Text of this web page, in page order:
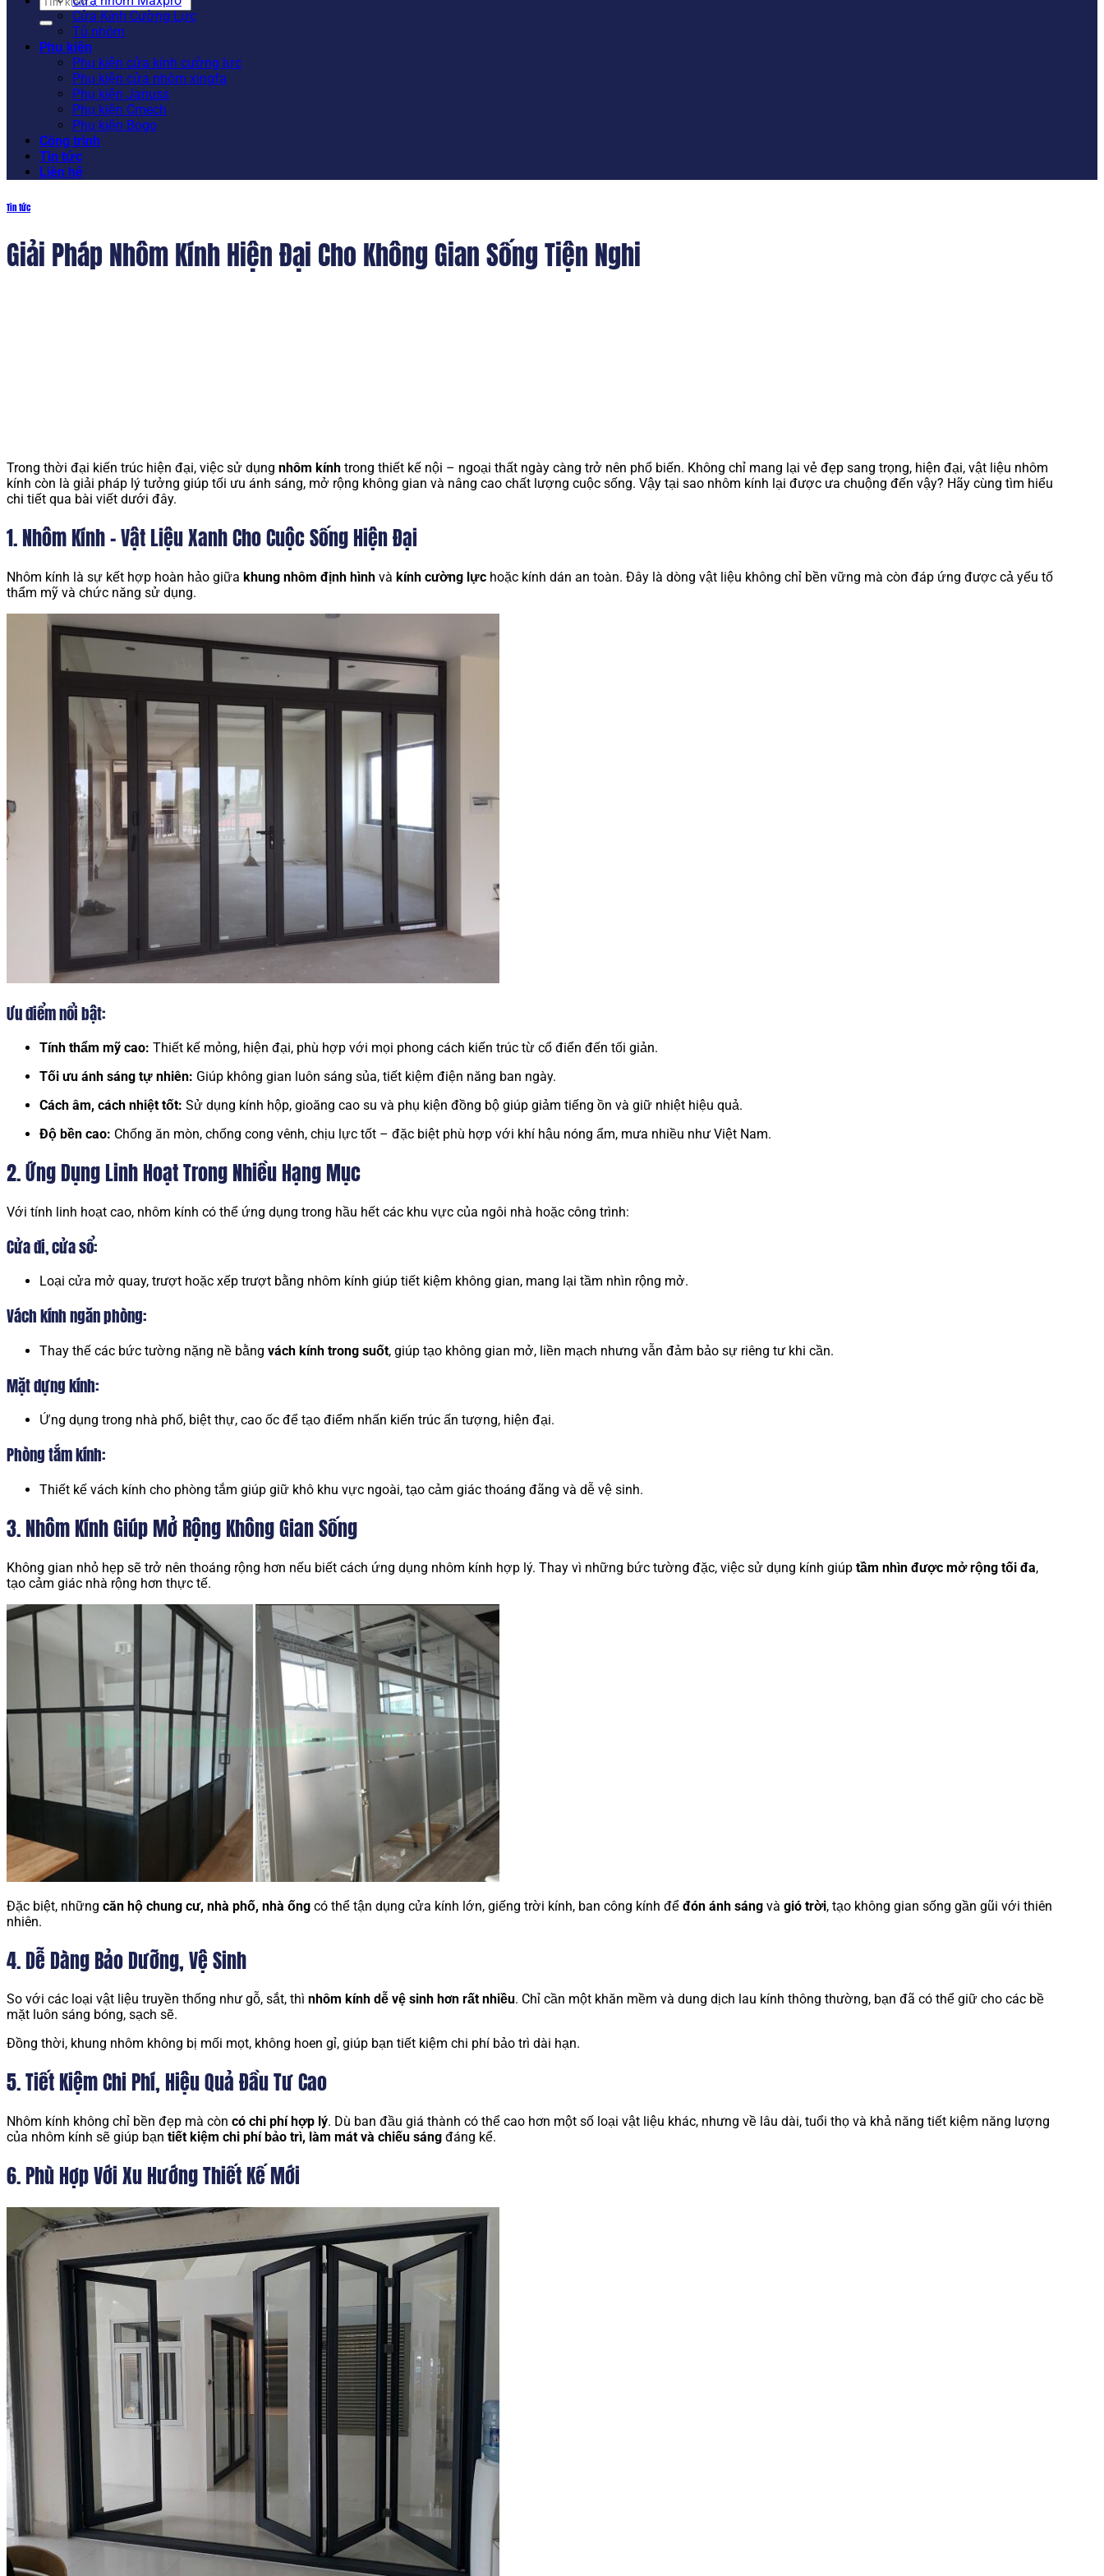
kiếm:Cửa Kính Cường Lực
Tủ nhôm
Phụ kiện
Phụ kiện cửa kính cường lực
Phụ kiện cửa nhôm xingfa
Phụ kiện Januss
Phụ kiện Cmech
Phụ kiện Bogo
Công trình
Tin tức
Liên hệ
Tin tức
Giải Pháp Nhôm Kính Hiện Đại Cho Không Gian Sống Tiện Nghi
Trong thời đại kiến trúc hiện đại, việc sử dụng nhôm kính trong thiết kế nội – ngoại thất ngày càng trở nên phổ biến. Không chỉ mang lại vẻ đẹp sang trọng, hiện đại, vật liệu nhôm
kính còn là giải pháp lý tưởng giúp tối ưu ánh sáng, mở rộng không gian và nâng cao chất lượng cuộc sống. Vậy tại sao nhôm kính lại được ưa chuộng đến vậy? Hãy cùng tìm hiểu
chi tiết qua bài viết dưới đây.
1. Nhôm Kính – Vật Liệu Xanh Cho Cuộc Sống Hiện Đại
Nhôm kính là sự kết hợp hoàn hảo giữa khung nhôm định hình và kính cường lực hoặc kính dán an toàn. Đây là dòng vật liệu không chỉ bền vững mà còn đáp ứng được cả yếu tố
thẩm mỹ và chức năng sử dụng.
Ưu điểm nổi bật:
Tính thẩm mỹ cao: Thiết kế mỏng, hiện đại, phù hợp với mọi phong cách kiến trúc từ cổ điển đến tối giản.
Tối ưu ánh sáng tự nhiên: Giúp không gian luôn sáng sủa, tiết kiệm điện năng ban ngày.
Cách âm, cách nhiệt tốt: Sử dụng kính hộp, gioăng cao su và phụ kiện đồng bộ giúp giảm tiếng ồn và giữ nhiệt hiệu quả.
Độ bền cao: Chống ăn mòn, chống cong vênh, chịu lực tốt – đặc biệt phù hợp với khí hậu nóng ẩm, mưa nhiều như Việt Nam.
2. Ứng Dụng Linh Hoạt Trong Nhiều Hạng Mục
Với tính linh hoạt cao, nhôm kính có thể ứng dụng trong hầu hết các khu vực của ngôi nhà hoặc công trình:
Cửa đi, cửa sổ:
Loại cửa mở quay, trượt hoặc xếp trượt bằng nhôm kính giúp tiết kiệm không gian, mang lại tầm nhìn rộng mở.
Vách kính ngăn phòng:
Thay thế các bức tường nặng nề bằng vách kính trong suốt, giúp tạo không gian mở, liền mạch nhưng vẫn đảm bảo sự riêng tư khi cần.
Mặt dựng kính:
Ứng dụng trong nhà phố, biệt thự, cao ốc để tạo điểm nhấn kiến trúc ấn tượng, hiện đại.
Phòng tắm kính:
Thiết kế vách kính cho phòng tắm giúp giữ khô khu vực ngoài, tạo cảm giác thoáng đãng và dễ vệ sinh.
3. Nhôm Kính Giúp Mở Rộng Không Gian Sống
Không gian nhỏ hẹp sẽ trở nên thoáng rộng hơn nếu biết cách ứng dụng nhôm kính hợp lý. Thay vì những bức tường đặc, việc sử dụng kính giúp tầm nhìn được mở rộng tối đa,
tạo cảm giác nhà rộng hơn thực tế.
Đặc biệt, những căn hộ chung cư, nhà phố, nhà ống có thể tận dụng cửa kính lớn, giếng trời kính, ban công kính để đón ánh sáng và gió trời, tạo không gian sống gần gũi với thiên
nhiên.
4. Dễ Dàng Bảo Dưỡng, Vệ Sinh
So với các loại vật liệu truyền thống như gỗ, sắt, thì nhôm kính dễ vệ sinh hơn rất nhiều. Chỉ cần một khăn mềm và dung dịch lau kính thông thường, bạn đã có thể giữ cho các bề
mặt luôn sáng bóng, sạch sẽ.
Đồng thời, khung nhôm không bị mối mọt, không hoen gỉ, giúp bạn tiết kiệm chi phí bảo trì dài hạn.
5. Tiết Kiệm Chi Phí, Hiệu Quả Đầu Tư Cao
Nhôm kính không chỉ bền đẹp mà còn có chi phí hợp lý. Dù ban đầu giá thành có thể cao hơn một số loại vật liệu khác, nhưng về lâu dài, tuổi thọ và khả năng tiết kiệm năng lượng
của nhôm kính sẽ giúp bạn tiết kiệm chi phí bảo trì, làm mát và chiếu sáng đáng kể.
6. Phù Hợp Với Xu Hướng Thiết Kế Mới